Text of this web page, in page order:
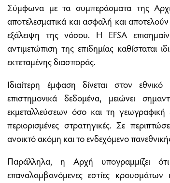
Σύμφωνα με τα συμπεράσματα της
αποτελεσματικά και ασφαλή και
εξάλειψη της νόσου. Η EFSA
αντιμετώπιση της επιδημίας καθίσταται
εκτεταμένης διασποράς.
Ιδιαίτερη έμφαση δίνεται στον
επιστημονικά δεδομένα, μειώνει
εκμεταλλεύσεων όσο και τη
περιορισμένες στρατηγικές. Σε
ανοικτό ακόμη και το ενδεχόμενο
Παράλληλα, η Αρχή υπογραμμίζει
επαναλαμβανόμενες εστίες